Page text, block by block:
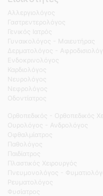
Αλλεργιολόγος
Γαστρεντερολόγος
Γενικός Ιατρός
Γυναικολόγος - Μαιευτήρας
Δερματολόγος -
Ενδοκρινολόγος
Καρδιολόγος
Νευρολόγος
Νεφρολόγος
Οδοντίατρος
Ορθοπεδικός - Ορθοπεδικός
Ουρολόγος - Ανδρολόγος
Οφθαλμίατρος
Παθολόγος
Παιδίατρος
Πλαστικός Χειρουργός
Πνευμονολόγος -
Ρευματολόγος
Φυσίατρος